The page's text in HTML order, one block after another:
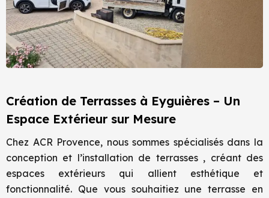
Création de Terrasses à Eyguières – Un
Espace Extérieur sur Mesure
Chez ACR Provence, nous sommes spécialisés dans la
conception et l’installation de terrasses , créant des
espaces extérieurs qui allient esthétique et
fonctionnalité. Que vous souhaitiez une terrasse en